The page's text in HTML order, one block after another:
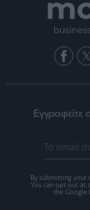
By submitting your
You can opt out at
the Google